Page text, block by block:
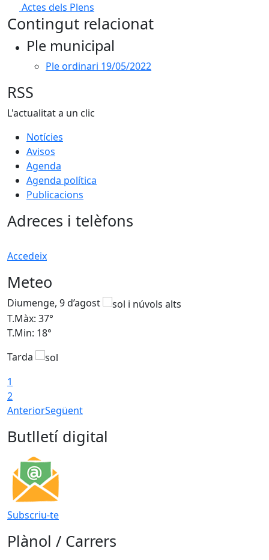
Actes dels Plens
Contingut relacionat
Ple municipal
Ple ordinari 19/05/2022
RSS
L'actualitat a un clic
Notícies
Avisos
Agenda
Agenda política
Publicacions
Adreces i telèfons
Accedeix
Meteo
Diumenge, 9 d’agost
T.Màx: 37°
T.Min: 18°
Tarda
1
2
AnteriorSegüent
Butlletí digital
Subscriu-te
Plànol / Carrers